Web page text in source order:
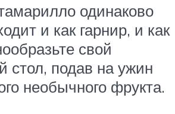
одинаково
и как гарнир, и как
свой
стол, подав на ужин
необычного фрукта.